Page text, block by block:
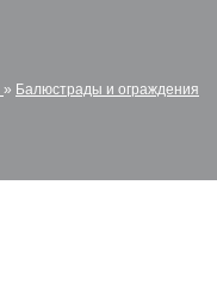
» Балюстрады и ограждения